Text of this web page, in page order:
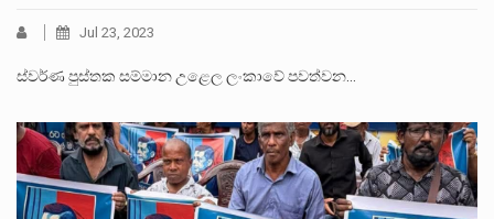
Jul 23, 2023
ස්වර්ණ පුස්තක සම්මාන උළෙල ලංකාවේ පවත්වන…